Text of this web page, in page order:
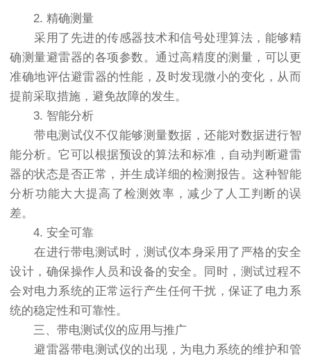
2. 精确测量
采用了先进的传感器技术和信号处理算法，能够精
确测量避雷器的各项参数。通过高精度的测量，可以更
准确地评估避雷器的性能，及时发现微小的变化，从而
提前采取措施，避免故障的发生。
3. 智能分析
带电测试仪不仅能够测量数据，还能对数据进行智
能分析。它可以根据预设的算法和标准，自动判断避雷
器的状态是否正常，并生成详细的检测报告。这种智能
分析功能大大提高了检测效率，减少了人工判断的误
差。
4. 安全可靠
在进行带电测试时，测试仪本身采用了严格的安全
设计，确保操作人员和设备的安全。同时，测试过程不
会对电力系统的正常运行产生任何干扰，保证了电力系
统的稳定性和可靠性。
三、带电测试仪的应用与推广
避雷器带电测试仪的出现，为电力系统的维护和管